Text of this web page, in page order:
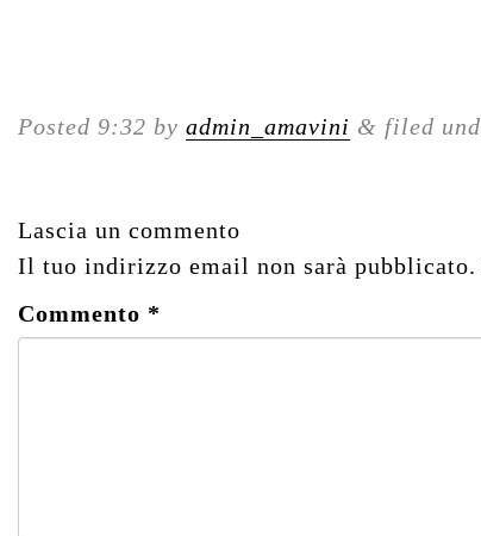
Posted 9:32 by admin_amavini & filed
Lascia un commento
Il tuo indirizzo email non sarà pubblicato.
Commento *